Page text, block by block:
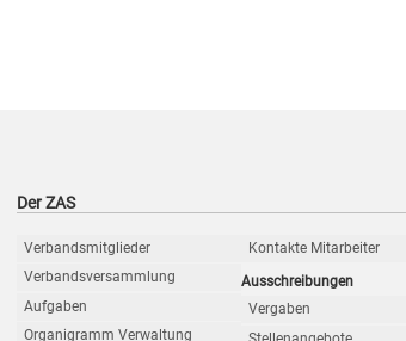
Der ZAS
Verbandsmitglieder
Verbandsversammlung
Aufgaben
Organigramm Verwaltung
Kontakte Mitarbeiter
Ausschreibungen
Vergaben